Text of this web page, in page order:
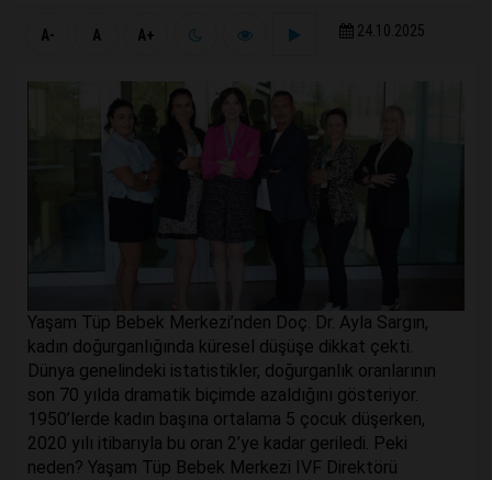
A- A A+ 24.10.2025
Yaşam Tüp Bebek Merkezi’nden Doç. Dr. Ayla Sargın,
kadın doğurganlığında küresel düşüşe dikkat çekti.
Dünya genelindeki istatistikler, doğurganlık oranlarının
son 70 yılda dramatik biçimde azaldığını gösteriyor.
1950’lerde kadın başına ortalama 5 çocuk düşerken,
2020 yılı itibarıyla bu oran 2’ye kadar geriledi. Peki
neden? Yaşam Tüp Bebek Merkezi IVF Direktörü